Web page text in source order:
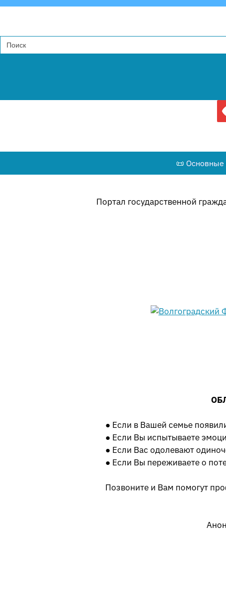
Search
for:
📜 Основные
Портал государственной
● Если в Вашей семье
● Если Вы испытываете
● Если Вас одолевают
● Если Вы переживаете о
Позвоните и Вам помогут